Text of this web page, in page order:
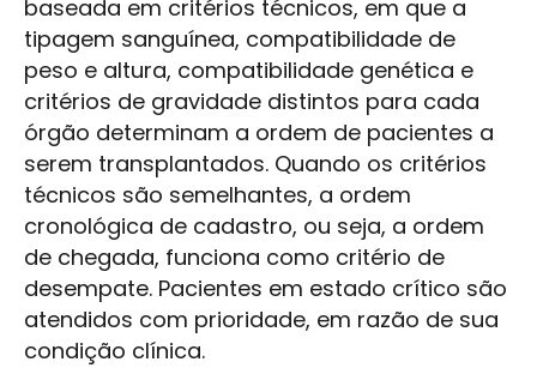
baseada em critérios técnicos, em que a
tipagem sanguínea, compatibilidade de
peso e altura, compatibilidade genética e
critérios de gravidade distintos para cada
órgão determinam a ordem de pacientes a
serem transplantados. Quando os critérios
técnicos são semelhantes, a ordem
cronológica de cadastro, ou seja, a ordem
de chegada, funciona como critério de
desempate. Pacientes em estado crítico são
atendidos com prioridade, em razão de sua
condição clínica.